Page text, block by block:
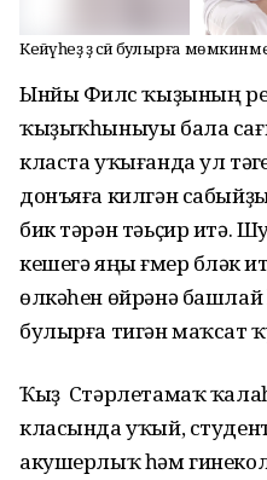
Кейәүһеҙ ҙә әсәй булырға
Ынйы Филүс ҡыҙының
ҡыҙыҡһыныуы бала
класта уҡығанда ул
донъяға килгән
бик тәрән тәьҫир итә.
кешегә яңы ғүмер бүләк
өлкәһен өйрәнә башлай
булырға тигән маҡсат
Ҡыҙ Стәрлетамаҡ
класында уҡый,
акушерлыҡ һәм